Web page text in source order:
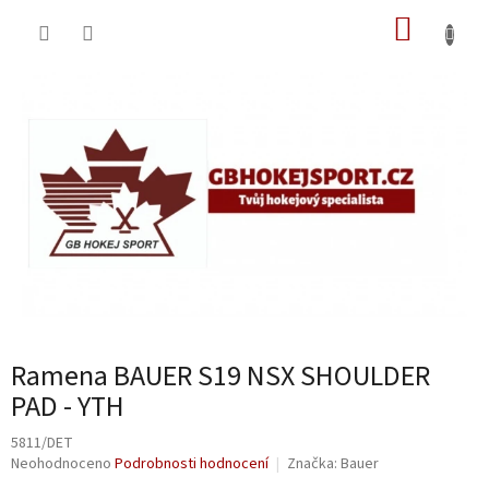
Ramena BAUER S19 NSX SHOULDER
PAD - YTH
5811/DET
Průměrné
Neohodnoceno Podrobnosti hodnocení Značka: Bauer